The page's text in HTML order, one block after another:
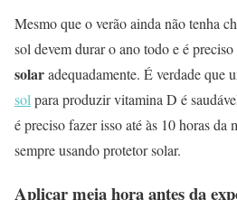
Mesmo que o verão ainda não tenha
sol devem durar o ano todo e é preciso
solaradequadamente. É verdade que
sol para produzir vitamina D é
é preciso fazer isso até às 10 horas da
sempre usando protetor solar.
Aplicar meia hora antes da